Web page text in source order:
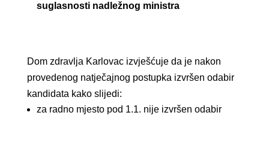
suglasnosti nadležnog ministra
Dom zdravlja Karlovac izvješćuje da je nakon
provedenog natječajnog postupka izvršen odabir
kandidata kako slijedi:
za radno mjesto pod 1.1. nije izvršen odabir